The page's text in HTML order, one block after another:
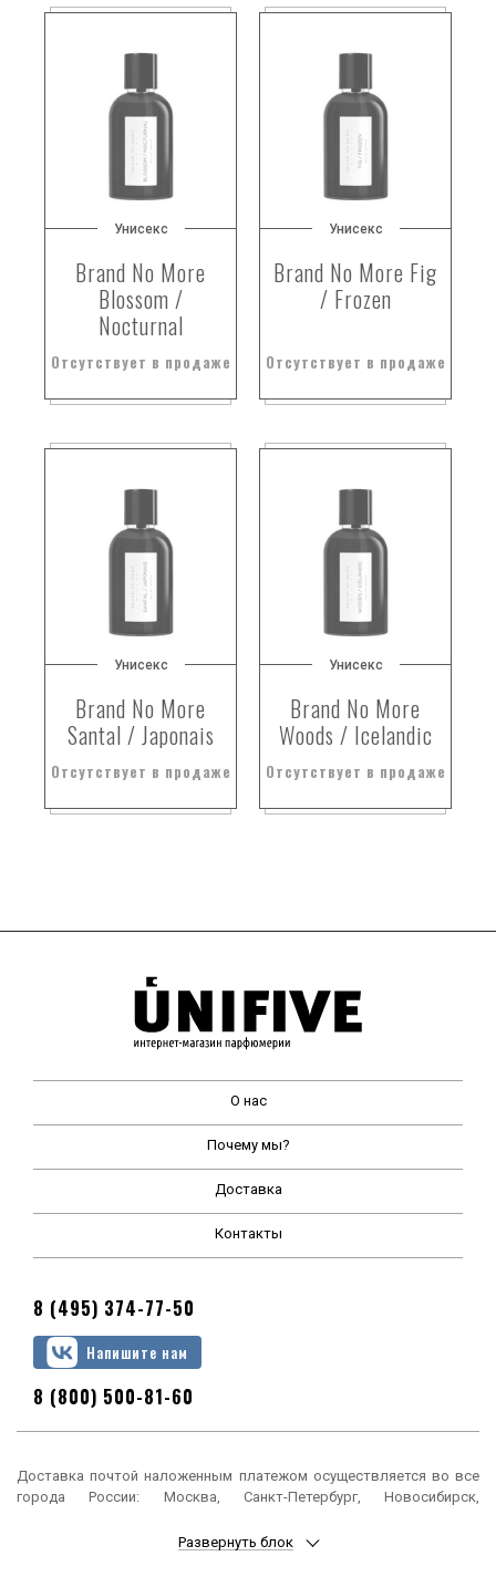
Унисекс
Brand No More
Blossom /
Nocturnal
Отсутствует в продаже
Унисекс
Brand No More Fig
/ Frozen
Отсутствует в продаже
Унисекс
Brand No More
Santal / Japonais
Отсутствует в продаже
Унисекс
Brand No More
Woods / Icelandic
Отсутствует в продаже
О нас
Почему мы?
Доставка
Контакты
8 (495) 374-77-50
Напишите нам
8 (800) 500-81-60
Доставка почтой наложенным платежом осуществляется во все
города России: Москва, Санкт-Петербург, Новосибирск,
Ростов-на-Дону, Уфа, Красноярск, Пермь, Воронеж, Волгоград,
Развернуть блок